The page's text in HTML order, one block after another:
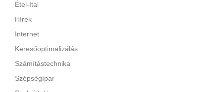
Étel-Ital
Hírek
Internet
Keresőoptimalizálás
Számítástechnika
Szépségípar